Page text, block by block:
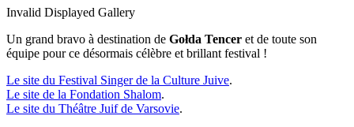
Invalid Displayed Gallery
Un grand bravo à destination de Gołda Tencer et de toute son
équipe pour ce désormais célèbre et brillant festival !
Le site du Festival Singer de la Culture Juive.
Le site de la Fondation Shalom.
Le site du Théâtre Juif de Varsovie.